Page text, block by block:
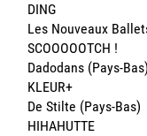
DING
Les Nouveaux
SCOOOOOTCH !
Dadodans (Pays-Bas)
KLEUR+
De Stilte (Pays-Bas)
HIHAHUTTE